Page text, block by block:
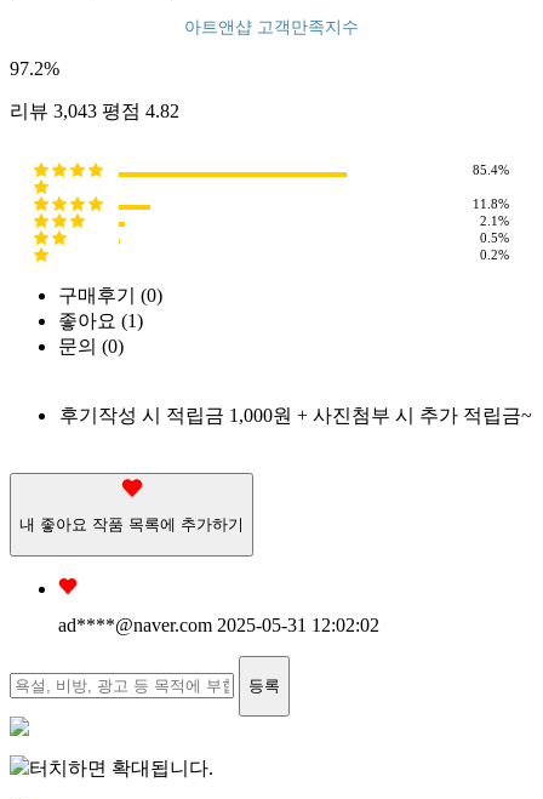
아트앤샵 고객만족지수
97.2%
리뷰 3,043 평점 4.82
85.4%
11.8%
2.1%
0.5%
0.2%
구매후기 (0)
좋아요 (1)
문의 (0)
후기작성 시 적립금 1,000원 + 사진첨부 시 추가 적립금~
내 좋아요 작품 목록에 추가하기
ad****@naver.com 2025-05-31 12:02:02
등록
터치하면 확대됩니다.